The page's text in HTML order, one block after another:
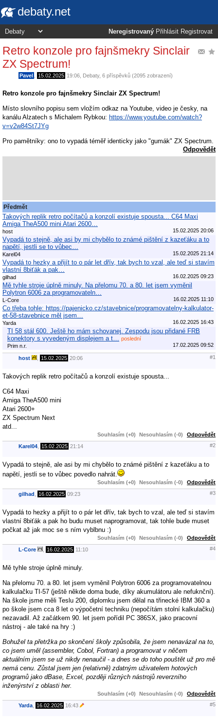
debaty.net
Neregistrovaný Přihlásit Registrovat
Retro konzole pro fajnšmekry Sinclair
ZX Spectrum!
Pavel 15.02.2025 19:06 Debaty, 6 příspěvků (2095 zobrazení)
Retro konzole pro fajnšmekry Sinclair ZX Spectrum!
Místo slovního popisu sem vložím odkaz na Youtube, video je česky, na
kanálu Alzatech s Michalem Rybkou: https://www.youtube.com/watch?
v=v2w84St7JYg
Pro pamětníky: ono to vypadá téměř identicky jako "gumák" ZX Spectrum.
Odpovědět
Předmět
Takových replik retro počítačů a konzolí existuje spousta... C64 Maxi
Amiga TheA500 mini Atari 2600…
host 15.02.2025 20:06
Vypadá to stejně, ale asi by mi chybělo to známé pištění z kazeťáku a to
napětí, jestli se to vůbec…
Karel04 15.02.2025 21:14
Vypadá to hezky a přijít to o pár let dřív, tak bych to vzal, ale teď si stavím
vlastní 8biťák a pak…
gilhad 16.02.2025 09:23
Mě tyhle stroje úplně minuly. Na přelomu 70. a 80. let jsem vyměnil
Polytron 6006 za programovateln…
L-Core 16.02.2025 11:10
Co třeba tohle: https://pajenicko.cz/stavebnice/programovatelny-kalkulator-
et-58-stavebnice měl jsem…
Yarda 16.02.2025 16:43
TI 58 stál 600. Ještě ho mám schovanej. Zespodu jsou přidané FRB
konektory s vyvedeným displejem a t…
poslední
Prim n.r.
17.02.2025 09:52
host 15.02.2025 20:06 #1
Takových replik retro počítačů a konzolí existuje spousta...
C64 Maxi
Amiga TheA500 mini
Atari 2600+
ZX Spectrum Next
atd...
Souhlasím (+0) Nesouhlasím (-0) Odpovědět
Karel04 15.02.2025 21:14 #2
Vypadá to stejně, ale asi by mi chybělo to známé pištění z kazeťáku a to
napětí, jestli se to vůbec povedlo nahrát.
Souhlasím (+0) Nesouhlasím (-0) Odpovědět
gilhad 16.02.2025 09:23 #3
Vypadá to hezky a přijít to o pár let dřív, tak bych to vzal, ale teď si stavím
vlastní 8biťák a pak ho budu muset naprogramovat, tak tohle bude muset
počkat až jak moc se s ním vyblbnu :)
Souhlasím (+0) Nesouhlasím (-0) Odpovědět
L-Core 16.02.2025 11:10 #4
Mě tyhle stroje úplně minuly.
Na přelomu 70. a 80. let jsem vyměnil Polytron 6006 za programovatelnou
kalkulačku TI-57 (ještě někde doma bude, díky akumulátoru ale nefuknční).
Na škole jsme měli Teslu 200, diplomku jsem dělal na třinecké IBM 360 a
po škole jsem cca 8 let o výpočetní techniku (nepočítám stolní kalkulačku)
nezavadil. Až začátkem 90. let jsem pořídil PC 386SX, jako pracovní
nástroj - ale také na hry :)
Bohužel ta přetržka po skončení školy způsobila, že jsem nenavázal na to,
co jsem uměl (assembler, Cobol, Fortran) a programovat v něčem
aktuálním jsem se už nikdy nenaučil - a dnes se do toho pouštět už pro mě
nemá cenu. Zůstal jsem jen (relativně) zdatným uživatelem hotových
programů jako dBase, Excel, později různých nástrojů reverzního
inženýrství z oblasti her.
Souhlasím (+0) Nesouhlasím (-0) Odpovědět
Yarda 16.02.2025 16:43 #5